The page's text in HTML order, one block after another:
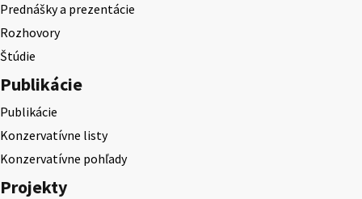
Prednášky a prezentácie
Rozhovory
Štúdie
Publikácie
Publikácie
Konzervatívne listy
Konzervatívne pohľady
Projekty